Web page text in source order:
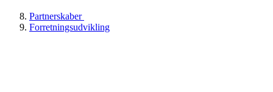
Partnerskaber
Forretningsudvikling